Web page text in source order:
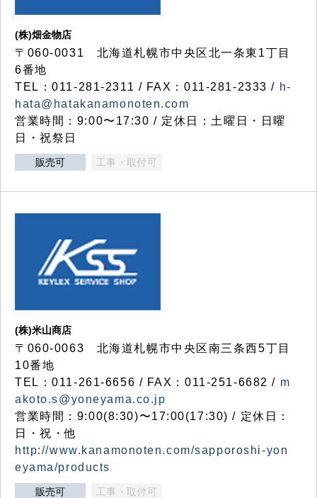
(株)畑金物店
〒060-0031 北海道札幌市中央区北一条東1丁目
6番地
TEL：011-281-2311 / FAX：011-281-2333 / h-
hata@hatakanamonoten.com
営業時間：9:00〜17:30 / 定休日：土曜日・日曜
日・祝祭日
販売可 工事・取付可
(株)米山商店
〒060-0063 北海道札幌市中央区南三条西5丁目
10番地
TEL：011-261-6656 / FAX：011-251-6682 / m
akoto.s@yoneyama.co.jp
営業時間：9:00(8:30)〜17:00(17:30) / 定休日：
日・祝・他
http://www.kanamonoten.com/sapporoshi-yon
eyama/products
販売可 工事・取付可